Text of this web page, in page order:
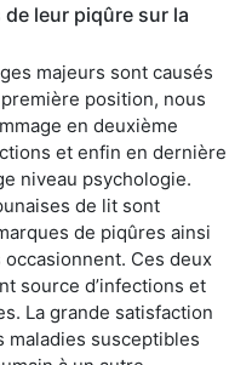
leur piqûre sur la
majeurs sont causés
position, nous
en deuxième
et enfin en dernière
niveau psychologie.
de lit sont
de piqûres ainsi
occasionnent. Ces deux
source d’infections et
La grande satisfaction
maladies susceptibles